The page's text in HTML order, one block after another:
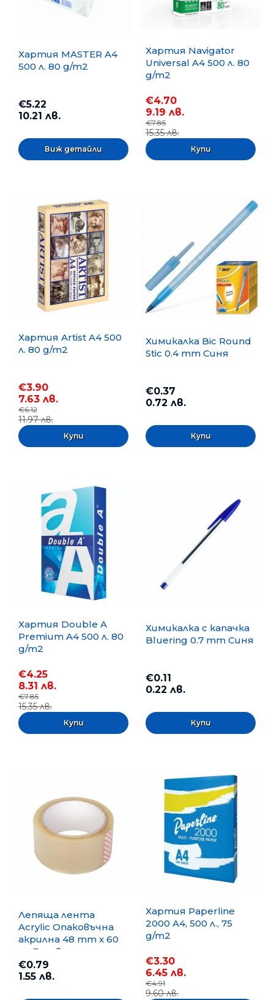
Хартия MASTER A4
500 л. 80 g/m2
€5.22
10.21 лв.
Виж детайли
Хартия Navigator
Universal A4 500 л. 80
g/m2
€4.70
9.19 лв.
€7.85
15.35 лв.
Хартия Artist A4 500
л. 80 g/m2
€3.90
7.63 лв.
€6.12
11.97 лв.
Химикалка Bic Round
Stic 0.4 mm Синя
€0.37
0.72 лв.
Хартия Double A
Premium A4 500 л. 80
g/m2
€4.25
8.31 лв.
€7.85
15.35 лв.
Химикалка с капачка
Bluering 0.7 mm Синя
€0.11
0.22 лв.
Лепяща лента
Acrylic Опаковъчна
акрилна 48 mm x 60
m, Безцветна
€0.79
1.55 лв.
Хартия Paperline
2000 A4, 500 л., 75
g/m2
€3.30
6.45 лв.
€4.91
9.60 лв.